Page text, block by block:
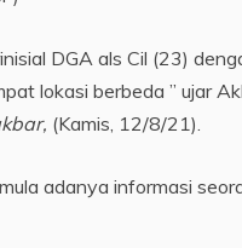
DGA als Cil (23)
lokasi berbeda ” ujar
(Kamis, 12/8/21).
adanya informasi